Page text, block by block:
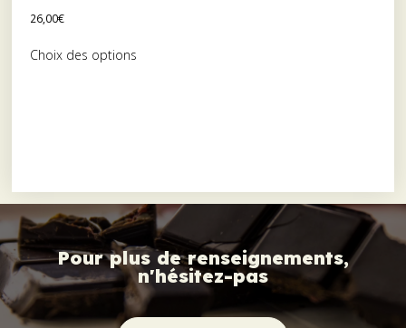
26,00€
Choix des options
Pour plus de renseignements,
n'hésitez-pas